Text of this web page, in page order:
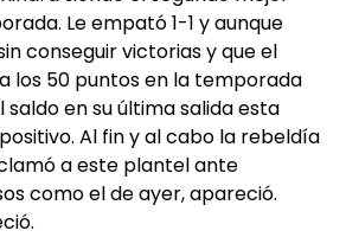
Le empató 1-1 y aunque
conseguir victorias y que el
los 50 puntos en la temporada
saldo en su última salida esta
Al fin y al cabo la rebeldía
a este plantel ante
como el de ayer, apareció.